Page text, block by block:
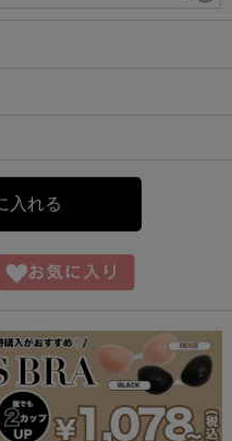
入れる